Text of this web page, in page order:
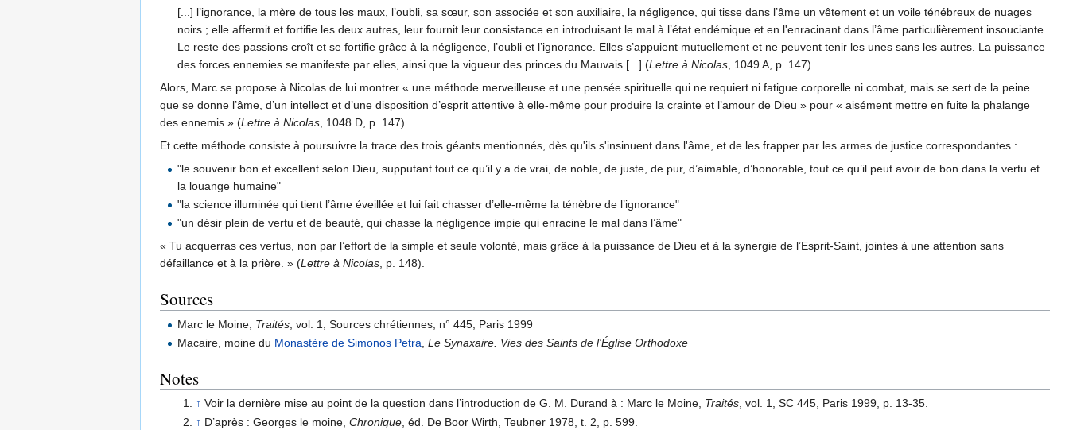
[...] l’ignorance, la mère de tous les maux, l’oubli, sa sœur, son associée et son auxiliaire, la négligence, qui tisse dans l’âme un vêtement et un voile ténébreux de nuages
noirs ; elle affermit et fortifie les deux autres, leur fournit leur consistance en introduisant le mal à l’état endémique et en l'enracinant dans l’âme particulièrement insouciante.
Le reste des passions croît et se fortifie grâce à la négligence, l’oubli et l’ignorance. Elles s’appuient mutuellement et ne peuvent tenir les unes sans les autres. La puissance
des forces ennemies se manifeste par elles, ainsi que la vigueur des princes du Mauvais [...] (Lettre à Nicolas , 1049 A, p. 147)
Alors, Marc se propose à Nicolas de lui montrer « une méthode merveilleuse et une pensée spirituelle qui ne requiert ni fatigue corporelle ni combat, mais se sert de la peine
que se donne l’âme, d’un intellect et d’une disposition d’esprit attentive à elle-même pour produire la crainte et l’amour de Dieu » pour « aisément mettre en fuite la phalange
des ennemis » (Lettre à Nicolas , 1048 D, p. 147).
Et cette méthode consiste à poursuivre la trace des trois géants mentionnés, dès qu'ils s'insinuent dans l'âme, et de les frapper par les armes de justice correspondantes :
"le souvenir bon et excellent selon Dieu, supputant tout ce qu’il y a de vrai, de noble, de juste, de pur, d’aimable, d’honorable, tout ce qu’il peut avoir de bon dans la vertu et
la louange humaine"
"la science illuminée qui tient l’âme éveillée et lui fait chasser d’elle-même la ténèbre de l’ignorance"
"un désir plein de vertu et de beauté, qui chasse la négligence impie qui enracine le mal dans l’âme"
« Tu acquerras ces vertus, non par l’effort de la simple et seule volonté, mais grâce à la puissance de Dieu et à la synergie de l’Esprit-Saint, jointes à une attention sans
défaillance et à la prière. » (Lettre à Nicolas, p. 148).
Sources
Marc le Moine, Traités , vol. 1, Sources chrétiennes, n° 445, Paris 1999
Macaire, moine du Monastère de Simonos Petra ,Le Synaxaire. Vies des Saints de l'Église Orthodoxe
Notes
↑ Voir la dernière mise au point de la question dans l’introduction de G. M. Durand à : Marc le Moine, Traités, vol. 1, SC 445, Paris 1999, p. 13-35.
↑ D’après : Georges le moine, Chronique, éd. De Boor Wirth, Teubner 1978, t. 2, p. 599.